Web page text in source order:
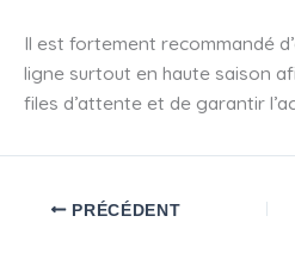
Il est fortement recommandé
ligne surtout en haute saison
files d’attente et de garantir
PRÉCÉDENT